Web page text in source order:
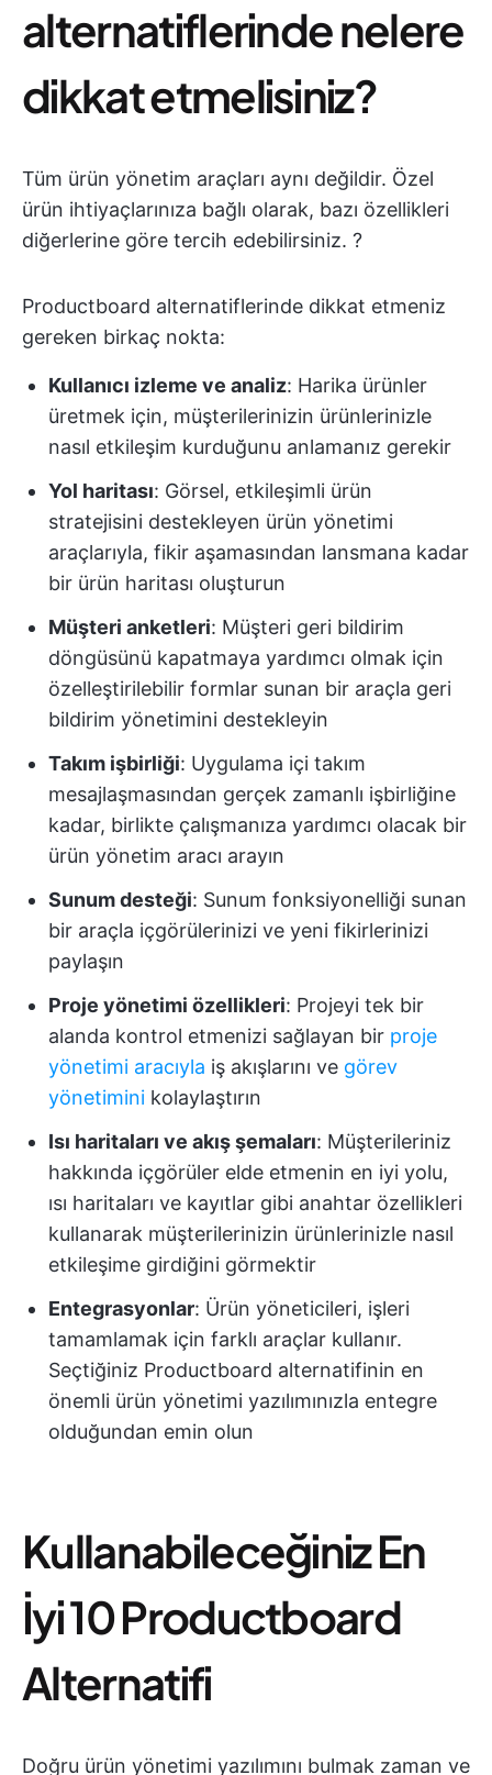
alternatiflerinde nelere
dikkat etmelisiniz?
Tüm ürün yönetim araçları aynı değildir. Özel
ürün ihtiyaçlarınıza bağlı olarak, bazı özellikleri
diğerlerine göre tercih edebilirsiniz. ?️
Productboard alternatiflerinde dikkat etmeniz
gereken birkaç nokta:
Kullanıcı izleme ve analiz: Harika ürünler
üretmek için, müşterilerinizin ürünlerinizle
nasıl etkileşim kurduğunu anlamanız gerekir
Yol haritası: Görsel, etkileşimli ürün
stratejisini destekleyen ürün yönetimi
araçlarıyla, fikir aşamasından lansmana kadar
bir ürün haritası oluşturun
Müşteri anketleri: Müşteri geri bildirim
döngüsünü kapatmaya yardımcı olmak için
özelleştirilebilir formlar sunan bir araçla geri
bildirim yönetimini destekleyin
Takım işbirliği: Uygulama içi takım
mesajlaşmasından gerçek zamanlı işbirliğine
kadar, birlikte çalışmanıza yardımcı olacak bir
ürün yönetim aracı arayın
Sunum desteği: Sunum fonksiyonelliği sunan
bir araçla içgörülerinizi ve yeni fikirlerinizi
paylaşın
Proje yönetimi özellikleri: Projeyi tek bir
alanda kontrol etmenizi sağlayan bir proje
yönetimi aracıyla iş akışlarını ve görev
yönetimini kolaylaştırın
Isı haritaları ve akış şemaları: Müşterileriniz
hakkında içgörüler elde etmenin en iyi yolu,
ısı haritaları ve kayıtlar gibi anahtar özellikleri
kullanarak müşterilerinizin ürünlerinizle nasıl
etkileşime girdiğini görmektir
Entegrasyonlar: Ürün yöneticileri, işleri
tamamlamak için farklı araçlar kullanır.
Seçtiğiniz Productboard alternatifinin en
önemli ürün yönetimi yazılımınızla entegre
olduğundan emin olun
Kullanabileceğiniz En
İyi 10 Productboard
Alternatifi
Doğru ürün yönetimi yazılımını bulmak zaman ve